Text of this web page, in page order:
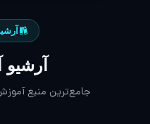
جامع‌ترین منبع